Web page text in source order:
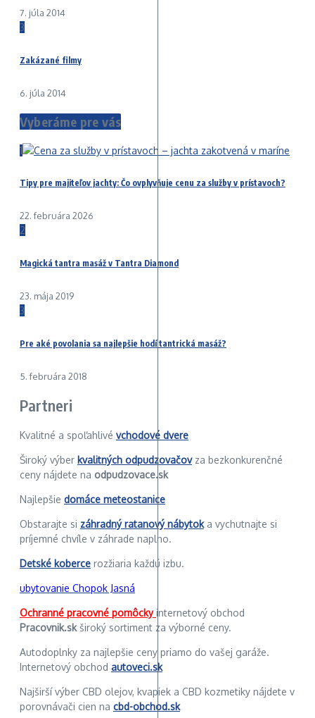
7. júla 2014
3
Zakázané filmy
6. júla 2014
Vyberáme pre vás
1
Tipy pre majiteľov jachty: Čo ovplyvňuje cenu za služby v prístavoch?
22. februára 2026
2
Magická tantra masáž v Tantra Diamond
23. mája 2019
3
Pre aké povolania sa najlepšie hodí tantrická masáž?
5. februára 2018
Partneri
Kvalitné a spoľahlivé vchodové dvere
Široký výber kvalitných odpudzovačovza bezkonkurenčné
ceny nájdete na odpudzovace.sk
Najlepšie domáce meteostanice
Obstarajte si záhradný ratanový nábytoka vychutnajte si
príjemné chvíle v záhrade naplno.
Detské koberce rozžiaria každú izbu.
ubytovanie Chopok Jasná
Ochranné pracovné pomôckyinternetový obchod
Pracovnik.skširoký sortiment za výborné ceny.
Autodoplnky za najlepšie ceny priamo do vašej garáže.
Internetový obchod autoveci.sk
Najširší výber CBD olejov, kvapiek a CBD kozmetiky nájdete v
porovnávači cien na cbd-obchod.sk